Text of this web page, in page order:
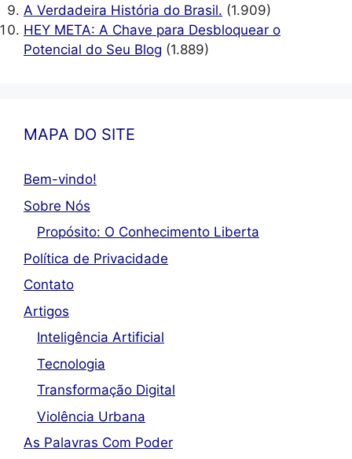
A Verdadeira História do Brasil. (1.909)
HEY META: A Chave para Desbloquear o
Potencial do Seu Blog (1.889)
MAPA DO SITE
Bem-vindo!
Sobre Nós
Propósito: O Conhecimento Liberta
Política de Privacidade
Contato
Artigos
Inteligência Artificial
Tecnologia
Transformação Digital
Violência Urbana
As Palavras Com Poder